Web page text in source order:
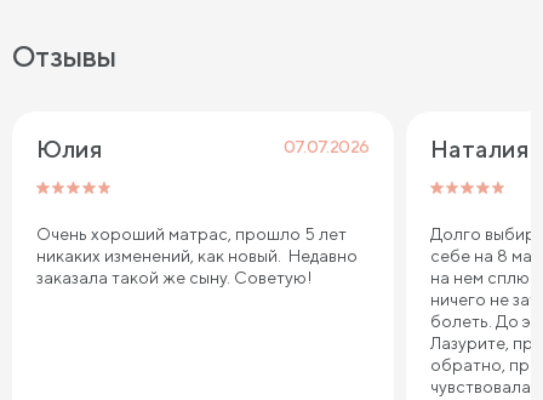
Отзывы
Юлия 07.07.2026
Очень хороший матрас, прошло 5 лет
никаких изменений, как новый. Недавно
заказала такой же сыну. Советую!
Наталия
Долго
себе на 8
на нем сплю.
ничего не
болеть. До
Лазурите,
обратно,
чувствовала